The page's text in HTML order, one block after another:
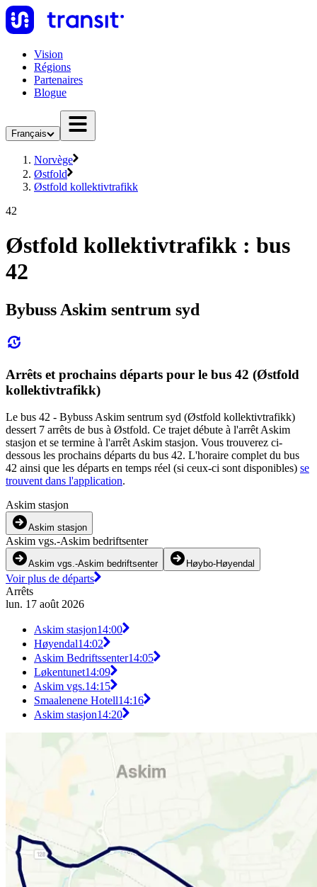
Vision
Régions
Partenaires
Blogue
Français
Norvège
Østfold
Østfold kollektivtrafikk
42
Østfold kollektivtrafikk : bus
42
Bybuss Askim sentrum syd
Arrêts et prochains départs pour le bus 42 (Østfold
kollektivtrafikk)
Le bus 42 - Bybuss Askim sentrum syd (Østfold kollektivtrafikk)
dessert 7 arrêts de bus à Østfold. Ce trajet débute à l'arrêt Askim
stasjon et se termine à l'arrêt Askim stasjon. Vous trouverez ci-
dessous les prochains départs du bus 42. L'horaire complet du bus
42 ainsi que les départs en temps réel (si ceux-ci sont disponibles) se
trouvent dans l'application.
Askim stasjon
Askim stasjon
Askim vgs.-Askim bedriftsenter
Askim vgs.-Askim bedriftsenter Høybo-Høyendal
Voir plus de départs
Arrêts
lun. 17 août 2026
Askim stasjon14:00
Høyendal14:02
Askim Bedriftssenter14:05
Løkentunet14:09
Askim vgs.14:15
Smaalenene Hotell14:16
Askim stasjon14:20